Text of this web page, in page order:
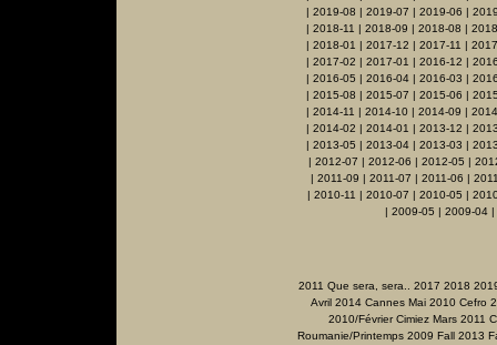
| 2019-08 | 2019-07 | 2019-06 |
| 2018-11 | 2018-09 | 2018-08 |
| 2018-01 | 2017-12 | 2017-11 |
| 2017-02 | 2017-01 | 2016-12 |
| 2016-05 | 2016-04 | 2016-03 |
| 2015-08 | 2015-07 | 2015-06 |
| 2014-11 | 2014-10 | 2014-09 |
| 2014-02 | 2014-01 | 2013-12 |
| 2013-05 | 2013-04 | 2013-03 |
| 2012-07 | 2012-06 | 2012-05 |
| 2011-09 | 2011-07 | 2011-06 |
| 2010-11 | 2010-07 | 2010-05 |
| 2009-05 | 2009-04 |
2011 Que sera, sera.. 2017 2018
Avril 2014 Cannes Mai 2010 Cefro
2010/Février Cimiez Mars 2011
Roumanie/Printemps 2009 Fall 2013